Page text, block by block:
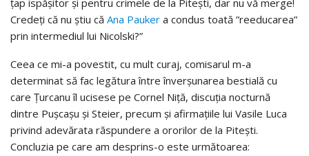
țap ispășitor și pentru crimele de la Pitești, dar nu vă merge!
Credeți că nu știu că Ana Pauker a condus toată ”reeducarea”
prin intermediul lui Nicolski?”
Ceea ce mi-a povestit, cu mult curaj, comisarul m-a
determinat să fac legătura între înverșunarea bestială cu
care Țurcanu îl ucisese pe Cornel Niță, discuția nocturnă
dintre Pușcașu și Steier, precum și afirmațiile lui Vasile Luca
privind adevărata răspundere a ororilor de la Pitești.
Concluzia pe care am desprins-o este următoarea: